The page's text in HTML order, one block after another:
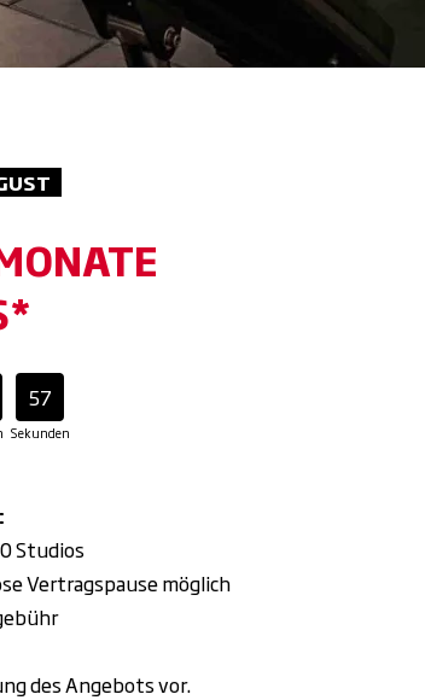
56
Sekunden
Studios
Vertragspause möglich
des Angebots vor.
Gruppenkurse mit einzigartiger
dir und genieße Sauna, Dampfbad und Co.